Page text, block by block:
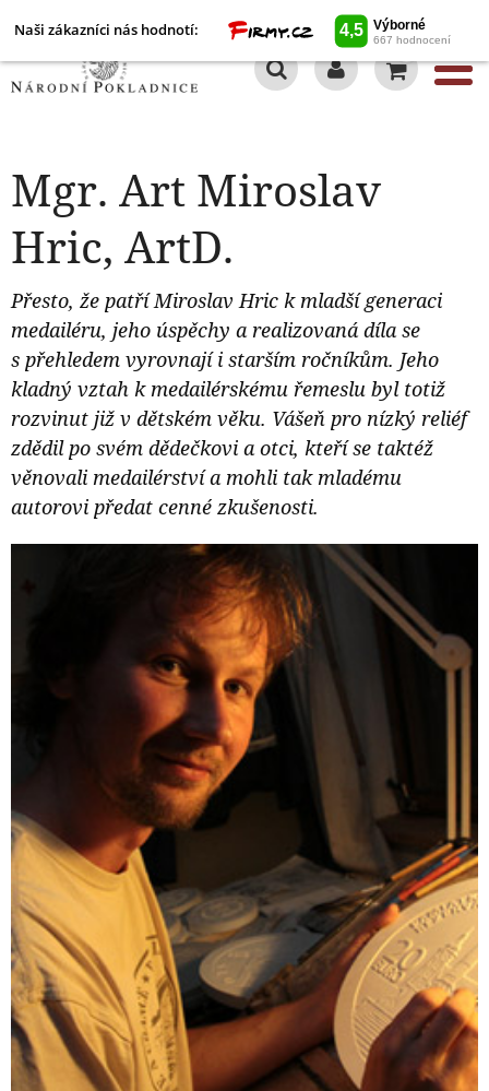
Naši zákazníci nás hodnotí:
Mgr. Art Miroslav
Hric, ArtD.
Přesto, že patří Miroslav Hric k mladší generaci
medailéru, jeho úspěchy a realizovaná díla se
s přehledem vyrovnají i starším ročníkům. Jeho
kladný vztah k medailérskému řemeslu byl totiž
rozvinut již v dětském věku. Vášeň pro nízký reliéf
zdědil po svém dědečkovi a otci, kteří se taktéž
věnovali medailérství a mohli tak mladému
autorovi předat cenné zkušenosti.